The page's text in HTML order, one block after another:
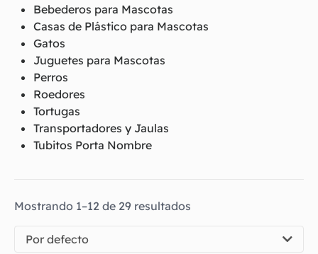
Bebederos para Mascotas
Casas de Plástico para Mascotas
Gatos
Juguetes para Mascotas
Perros
Roedores
Tortugas
Transportadores y Jaulas
Tubitos Porta Nombre
Mostrando 1–12 de 29 resultados
Por defecto